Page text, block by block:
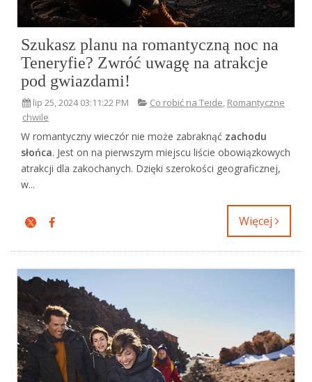
Szukasz planu na romantyczną noc na
Teneryfie? Zwróć uwagę na atrakcje
pod gwiazdami!
lip 25, 2024 03:11:22 PM Co robić na Teide, Romantyczne
chwile
W romantyczny wieczór nie może zabraknąć zachodu
słońca. Jest on na pierwszym miejscu liście obowiązkowych
atrakcji dla zakochanych. Dzięki szerokości geograficznej,
w...
Więcej